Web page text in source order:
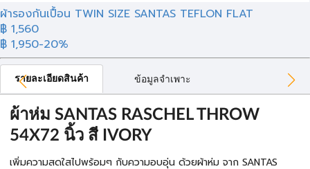
ผ้ารองกันเปื้อน TWIN SIZE SANTAS TEFLON FLAT
฿ 1,560
฿ 1,950-20%
รายละเอียดสินค้า ข้อมูลจำเพาะ
ผ้าห่ม SANTAS RASCHEL THROW
54X72 นิ้ว สี IVORY
เพิ่มความสดใสไปพร้อมๆ กับความอบอุ่น ด้วยผ้าห่ม จาก SANTAS